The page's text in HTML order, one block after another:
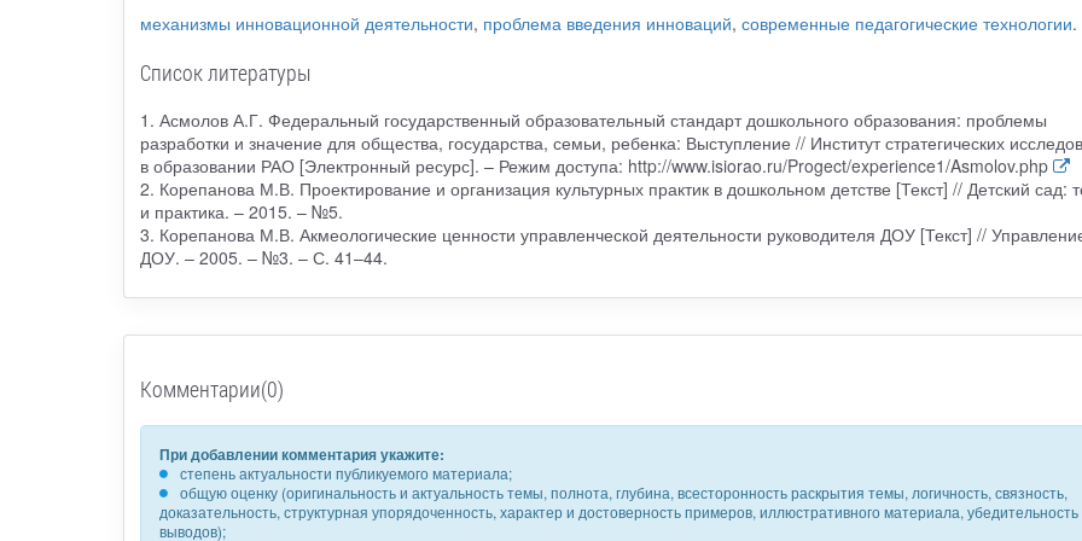
механизмы инновационной деятельности, проблема введения инноваций, современные педагогические технологии.
Список литературы
1. Асмолов А.Г. Федеральный государственный образовательный стандарт дошкольного образования: проблемы
разработки и значение для общества, государства, семьи, ребенка: Выступление // Институт стратегических
в образовании РАО [Электронный ресурс]. – Режим доступа: http://www.isiorao.ru/Progect/experience1/Asmolov.php
2. Корепанова М.В. Проектирование и организация культурных практик в дошкольном детстве [Текст] // Детский сад:
и практика. – 2015. – №5.
3. Корепанова М.В. Акмеологические ценности управленческой деятельности руководителя ДОУ [Текст] //
ДОУ. – 2005. – №3. – С. 41–44.
Комментарии(0)
При добавлении комментария укажите:
степень актуальности публикуемого материала;
общую оценку (оригинальность и актуальность темы, полнота, глубина, всесторонность раскрытия темы, логичность, связность,
доказательность, структурная упорядоченность, характер и достоверность примеров, иллюстративного материала, убедительность
выводов);